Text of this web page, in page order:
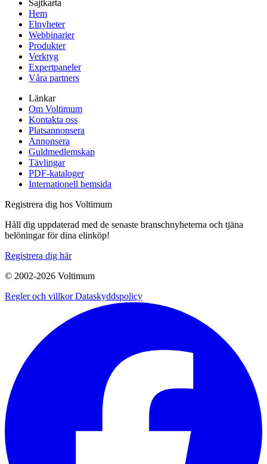
Sajtkarta
Hem
Elnyheter
Webbinarier
Produkter
Verktyg
Expertpaneler
Våra partners
Länkar
Om Voltimum
Kontakta oss
Platsannonsera
Annonsera
Guldmedlemskap
Tävlingar
PDF-kataloger
Internationell hemsida
Registrera dig hos Voltimum
Håll dig uppdaterad med de senaste branschnyheterna och tjäna
belöningar för dina elinköp!
Registrera dig här
© 2002-2026 Voltimum
Regler och villkorDataskyddspolicy